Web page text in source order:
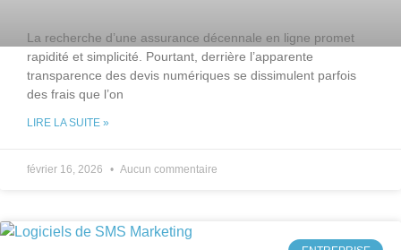
La recherche d’une assurance décennale en ligne promet
rapidité et simplicité. Pourtant, derrière l’apparente
transparence des devis numériques se dissimulent parfois
des frais que l’on
LIRE LA SUITE »
février 16, 2026 Aucun commentaire